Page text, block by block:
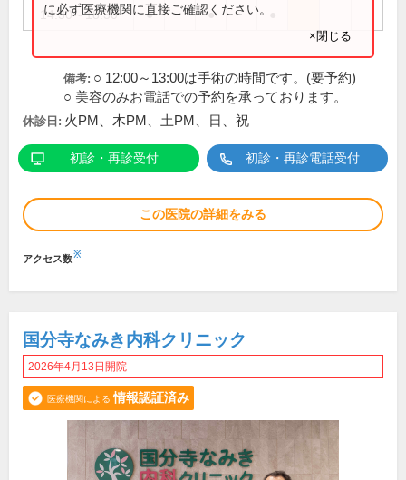
14:30～18:30 ● ●
に必ず医療機関に直接ご確認ください。
×閉じる
備考: ○ 12:00～13:00は手術の時間です。(要予約)
○ 美容のみお電話での予約を承っております。
休診日: 火PM、木PM、土PM、日、祝
初診・再診受付 初診・再診電話受付
この医院の詳細をみる
アクセス数※
国分寺なみき内科クリニック
2026年4月13日開院
医療機関による 情報認証済み